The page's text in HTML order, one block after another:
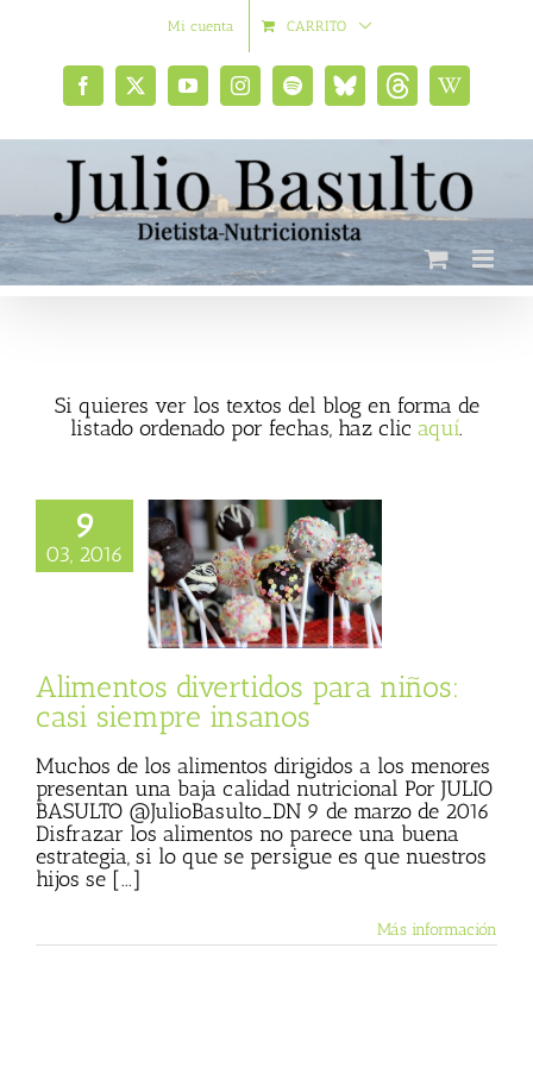
Mi cuenta CARRITO
Facebook
X YouTubeInstagramSpotifyBluesky
social
ThreadsWikipedia
Si quieres ver los textos del blog en forma de
listado ordenado por fechas, haz clic aquí.
9
03, 2016
divertidos para
casi siempre
Alimentos divertidos para niños:
casi siempre insanos
Muchos de los alimentos dirigidos a los menores
presentan una baja calidad nutricional Por JULIO
BASULTO @JulioBasulto_DN 9 de marzo de 2016
Disfrazar los alimentos no parece una buena
estrategia, si lo que se persigue es que nuestros
hijos se [...]
Más información